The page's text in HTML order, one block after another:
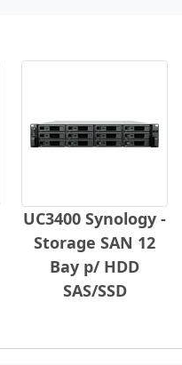
UC3400 Synology -
Storage SAN 12
Bay p/ HDD
SAS/SSD